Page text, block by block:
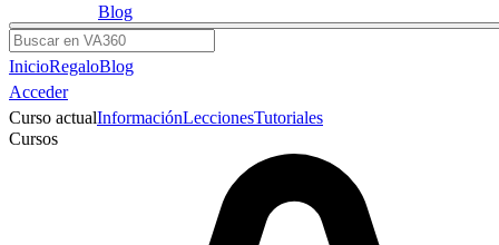
Blog
Buscar
InicioRegaloBlog
Acceder
Curso actualInformaciónLeccionesTutoriales
Cursos